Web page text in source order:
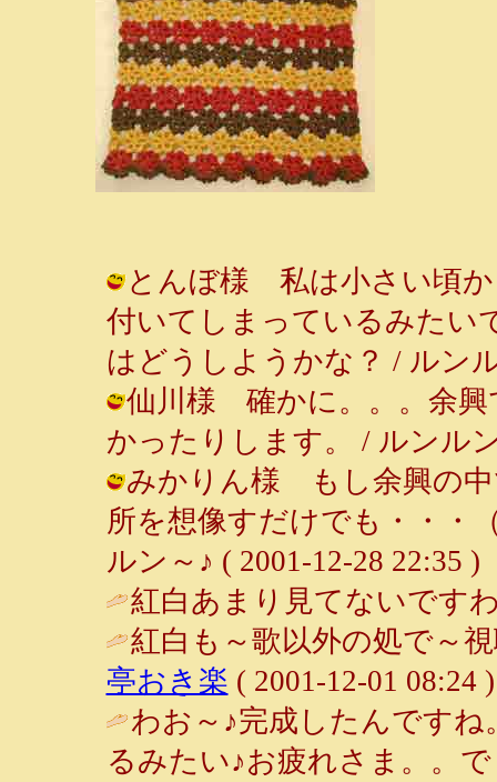
とんぼ様 私は小さい頃か
付いてしまっているみたい
はどうしようかな？ / ルン
仙川様 確かに。。。余興
かったりします。 / ルンル
みかりん様 もし余興の中
所を想像すだけでも・・・
ルン～♪ ( 2001-12-28 22:35 )
紅白あまり見てないです
紅白も～歌以外の処で～
亭おき楽 ( 2001-12-01 08:24 )
わお～♪完成したんです
るみたい♪お疲れさま。。